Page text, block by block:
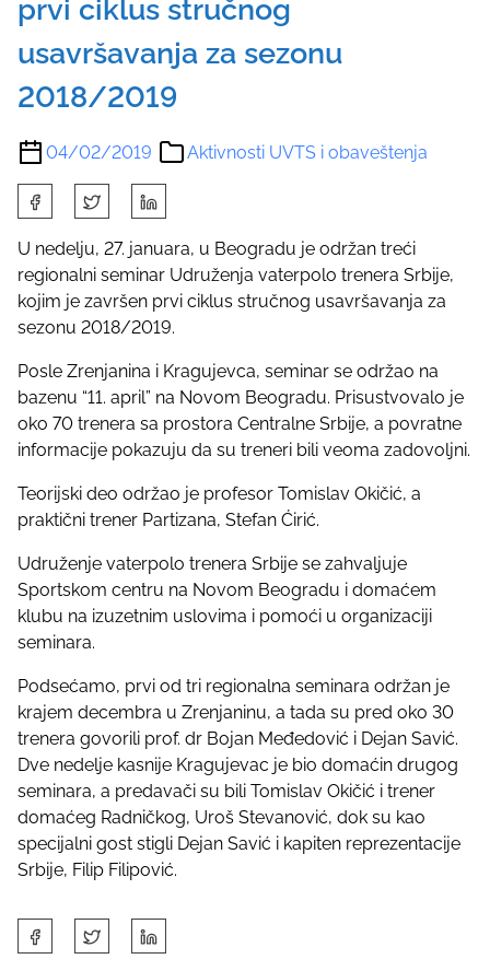
prvi ciklus stručnog
usavršavanja za sezonu
2018/2019
04/02/2019 Aktivnosti UVTS i obaveštenja
h
a
r
e
t
i
s
p
o
s
o
n
:
U nedelju, 27. januara, u Beogradu je održan treći
regionalni seminar Udruženja vaterpolo trenera Srbije,
kojim je završen prvi ciklus stručnog usavršavanja za
sezonu 2018/2019.
Posle Zrenjanina i Kragujevca, seminar se održao na
bazenu “11. april” na Novom Beogradu. Prisustvovalo je
oko 70 trenera sa prostora Centralne Srbije, a povratne
informacije pokazuju da su treneri bili veoma zadovoljni.
Teorijski deo održao je profesor Tomislav Okičić, a
praktični trener Partizana, Stefan Ćirić.
Udruženje vaterpolo trenera Srbije se zahvaljuje
Sportskom centru na Novom Beogradu i domaćem
klubu na izuzetnim uslovima i pomoći u organizaciji
seminara.
Podsećamo, prvi od tri regionalna seminara održan je
krajem decembra u Zrenjaninu, a tada su pred oko 30
trenera govorili prof. dr Bojan Međedović i Dejan Savić.
Dve nedelje kasnije Kragujevac je bio domaćin drugog
seminara, a predavači su bili Tomislav Okičić i trener
domaćeg Radničkog, Uroš Stevanović, dok su kao
specijalni gost stigli Dejan Savić i kapiten reprezentacije
Srbije, Filip Filipović.
h